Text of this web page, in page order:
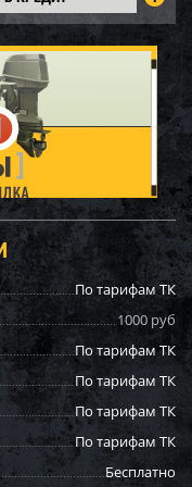
По тарифам ТК
1000 руб
По тарифам ТК
По тарифам ТК
По тарифам ТК
По тарифам ТК
Бесплатно